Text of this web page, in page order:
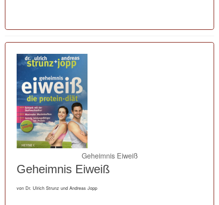
Geheimnis Eiweiß
Geheimnis Eiweiß
von Dr. Ulrich Strunz und Andreas Jopp